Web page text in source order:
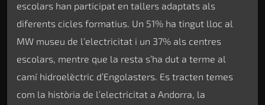
escolars han participat en tallers adaptats als
diferents cicles formatius. Un 51% ha tingut lloc al
MW museu de l’electricitat i un 37% als centres
escolars, mentre que la resta s’ha dut a terme al
camí hidroelèctric d’Engolasters. Es tracten temes
com la història de l’electricitat a Andorra, la